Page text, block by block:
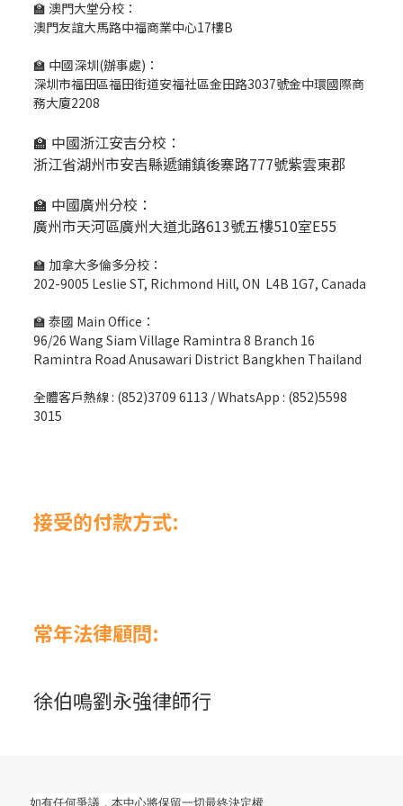
🏫 澳門大堂分校：
澳門友誼大馬路中福商業中心17樓B
🏫 中國深圳(辦事處)：
深圳市福田區福田街道安福社區金田路3037號金中環國際商
務大廈2208
🏫 中國浙江安吉分校：
浙江省湖州市安吉縣遞鋪鎮後寨路777號紫雲東郡
🏫 中國廣州分校：
廣州市天河區廣州大道北路613號五樓510室E55
🏫 加拿大多倫多分校：
202-9005 Leslie ST, Richmond Hill, ON L4B 1G7, Canada
🏫 泰國 Main Office：
96/26 Wang Siam Village Ramintra 8 Branch 16
Ramintra Road Anusawari District Bangkhen Thailand
全體客戶熱線 : (852)3709 6113 / WhatsApp : (852)5598
3015
接受的付款方式:
常年法律顧問:
徐伯鳴劉永強律師行
如有任何爭議，本中心將保留一切最終決定權